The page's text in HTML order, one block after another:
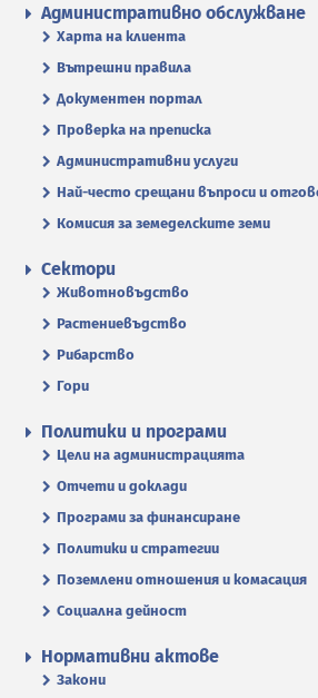
Административно обслужване
Харта на клиента
Вътрешни правила
Документен портал
Проверка на преписка
Административни услуги
Най-често срещани въпроси и
Комисия за земеделските земи
Сектори
Животновъдство
Растениевъдство
Рибарство
Гори
Политики и програми
Цели на администрацията
Отчети и доклади
Програми за финансиране
Политики и стратегии
Поземлени отношения и комасация
Социална дейност
Нормативни актове
Закони